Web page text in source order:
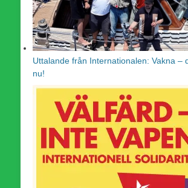
Uttalande från Internationalen: Vakna –
nu!